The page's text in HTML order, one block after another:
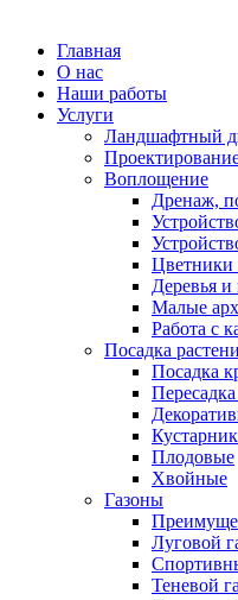
Главная
О нас
Наши работы
Услуги
Ландшафтный
Воплощение
Дренаж,
Деревья и
Малые
Работа с
Посадка
Посадка
Плодовые
Хвойные
Газоны
Луговой
Теневой